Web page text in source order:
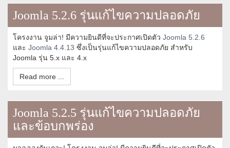
Joomla 5.2.6 รุ่นแก้ไขความปลอดภัย
โครงงาน จูมล่า! มีความยินดีที่จะประกาศเปิดตัว Joomla 5.2.6
และ Joomla 4.4.13 ซึ่งเป็นรุ่นแก้ไขความปลอดภัย สำหรับ
Joomla รุ่น 5.x และ 4.x
Read more ...
Joomla 5.2.5 รุ่นแก้ไขความปลอดภัย
และข้อบกพร่อง